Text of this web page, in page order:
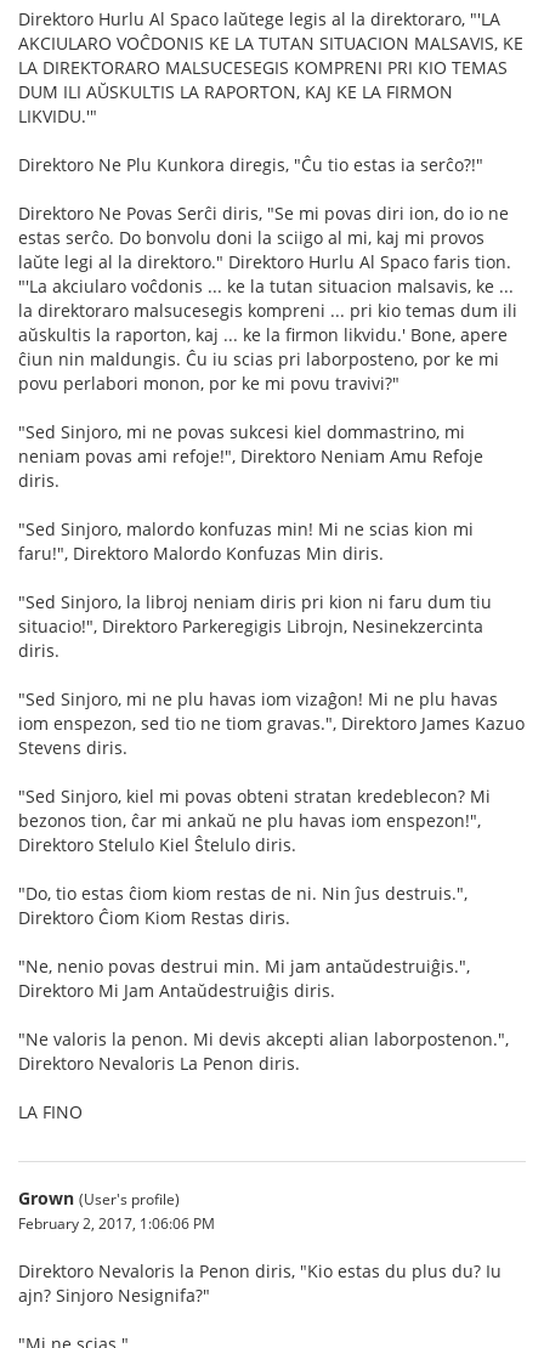
Direktoro Hurlu Al Spaco laŭtege legis al la direktoraro, "'LA
AKCIULARO VOĈDONIS KE LA TUTAN SITUACION MALSAVIS, KE
LA DIREKTORARO MALSUCESEGIS KOMPRENI PRI KIO TEMAS
DUM ILI AŬSKULTIS LA RAPORTON, KAJ KE LA FIRMON
LIKVIDU.'"
Direktoro Ne Plu Kunkora diregis, "Ĉu tio estas ia serĉo?!"
Direktoro Ne Povas Serĉi diris, "Se mi povas diri ion, do io ne
estas serĉo. Do bonvolu doni la sciigo al mi, kaj mi provos
laŭte legi al la direktoro." Direktoro Hurlu Al Spaco faris tion.
"'La akciularo voĉdonis ... ke la tutan situacion malsavis, ke ...
la direktoraro malsucesegis kompreni ... pri kio temas dum ili
aŭskultis la raporton, kaj ... ke la firmon likvidu.' Bone, apere
ĉiun nin maldungis. Ĉu iu scias pri laborposteno, por ke mi
povu perlabori monon, por ke mi povu travivi?"
"Sed Sinjoro, mi ne povas sukcesi kiel dommastrino, mi
neniam povas ami refoje!", Direktoro Neniam Amu Refoje
diris.
"Sed Sinjoro, malordo konfuzas min! Mi ne scias kion mi
faru!", Direktoro Malordo Konfuzas Min diris.
"Sed Sinjoro, la libroj neniam diris pri kion ni faru dum tiu
situacio!", Direktoro Parkeregigis Librojn, Nesinekzercinta
diris.
"Sed Sinjoro, mi ne plu havas iom vizaĝon! Mi ne plu havas
iom enspezon, sed tio ne tiom gravas.", Direktoro James Kazuo
Stevens diris.
"Sed Sinjoro, kiel mi povas obteni stratan kredeblecon? Mi
bezonos tion, ĉar mi ankaŭ ne plu havas iom enspezon!",
Direktoro Stelulo Kiel Ŝtelulo diris.
"Do, tio estas ĉiom kiom restas de ni. Nin ĵus destruis.",
Direktoro Ĉiom Kiom Restas diris.
"Ne, nenio povas destrui min. Mi jam antaŭdestruiĝis.",
Direktoro Mi Jam Antaŭdestruiĝis diris.
"Ne valoris la penon. Mi devis akcepti alian laborpostenon.",
Direktoro Nevaloris La Penon diris.
LA FINO
Grown (User's profile)
February 2, 2017, 1:06:06 PM
Direktoro Nevaloris la Penon diris, "Kio estas du plus du? Iu
ajn? Sinjoro Nesignifa?"